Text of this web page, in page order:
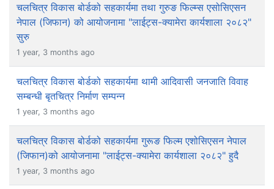
चलचित्र विकास बोर्डको सहकार्यमा तथा गुरुङ फिल्म्स एसोसिएसन
नेपाल (जिफान) को आयोजनामा "लाईट्स-क्यामेरा कार्यशाला २०८२"
सुरु
1 year, 3 months ago
चलचित्र विकास बोर्डको सहकार्यमा थामी आदिवासी जनजाति विवाह
सम्बन्धी बृतचित्र निर्माण सम्पन्न
1 year, 3 months ago
चलचित्र विकास बोर्डको सहकार्यमा गुरूङ फिल्म एशोसिएसन नेपाल
(जिफान)को आयोजनामा "लाईट्स-क्यामेरा कार्यशाला २०८२" हुदै
1 year, 3 months ago